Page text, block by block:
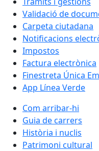
Validació de
Carpeta ciutadana
Notificacions
Impostos
Factura electrònica
Finestreta Única
App Línea Verde
Com arribar-hi
Guia de carrers
Història i nuclis
Patrimoni cultural